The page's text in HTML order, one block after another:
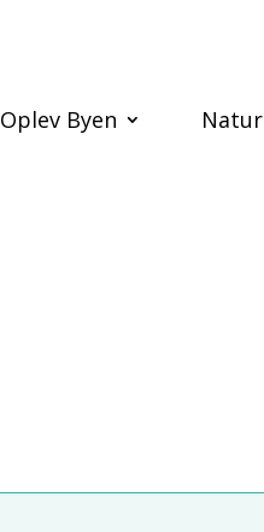
Oplev Byen Natur